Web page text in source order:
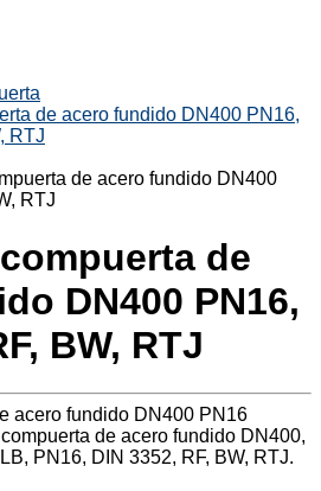
de acero fundido DN400 PN16,
RTJ
de
DN400 PN16,
BW, RTJ
acero fundido DN400 PN16
de acero fundido DN400,
PN16, DIN 3352, RF, BW, RTJ.